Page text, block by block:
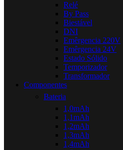
Relé
By Pass
Biestável
DNI
Emêrgencia 220V
Emêrgencia 24V
Estado Sólido
Temporizador
Transformador
Componentes
Bateria
1,0mAh
1,1mAh
1,2mAh
1,3mAh
1,4mAh